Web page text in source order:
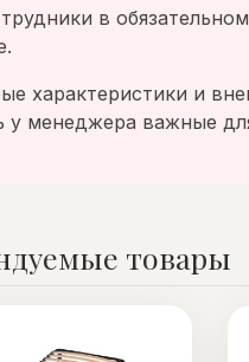
в
характеристики и
у менеджера важные
товары